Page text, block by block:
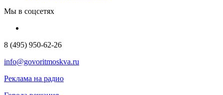
Мы в соцсетях
8 (495) 950-62-26
info@govoritmoskva.ru
Реклама на радио